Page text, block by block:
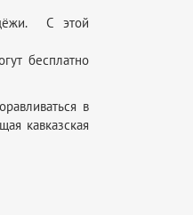
С этой
бесплатно
в
кавказская